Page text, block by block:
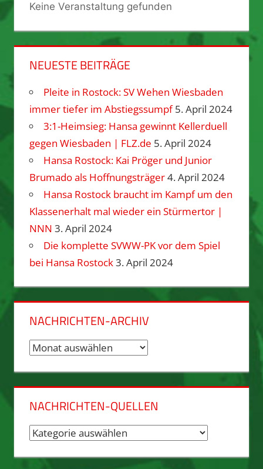
Keine Veranstaltung gefunden
NEUESTE BEITRÄGE
Pleite in Rostock: SV Wehen Wiesbaden
immer tiefer im Abstiegssumpf 5. April 2024
3:1-Heimsieg: Hansa gewinnt Kellerduell
gegen Wiesbaden | FLZ.de 5. April 2024
Hansa Rostock: Kai Pröger und Junior
Brumado als Hoffnungsträger4. April 2024
Hansa Rostock braucht im Kampf um den
Klassenerhalt mal wieder ein Stürmertor |
NNN 3. April 2024
Die komplette SVWW-PK vor dem Spiel
bei Hansa Rostock3. April 2024
NACHRICHTEN-ARCHIV
Nachrichten-
NACHRICHTEN-QUELLEN
Nachrichten-